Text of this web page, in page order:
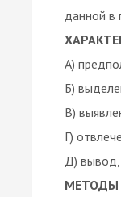
данной в
А)
Б)
В)
Г)
Д)
МЕТОДЫ